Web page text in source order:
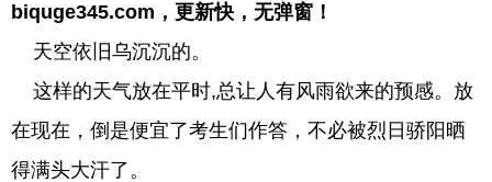
biquge345.com，更新快，无弹窗！
天空依旧乌沉沉的。
这样的天气放在平时,总让人有风雨欲来的预感。放
在现在，倒是便宜了考生们作答，不必被烈日骄阳晒
得满头大汗了。